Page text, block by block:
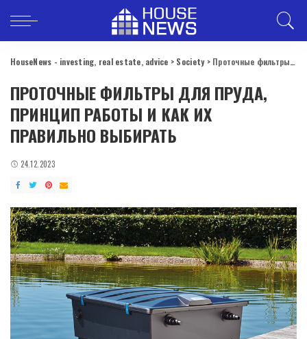
HouseNews - investing, real estate, advice > Society> Проточные фильтры для пруда, принцип работы и как их правильно выбирать
ПРОТОЧНЫЕ ФИЛЬТРЫ ДЛЯ ПРУДА,
ПРИНЦИП РАБОТЫ И КАК ИХ
ПРАВИЛЬНО ВЫБИРАТЬ
24.12.2023